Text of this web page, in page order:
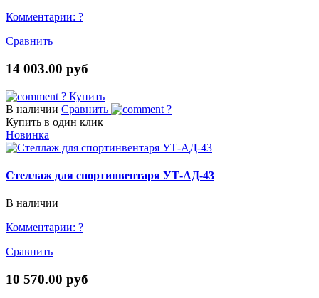
Комментарии: ?
Сравнить
14 003.00 руб
? Купить
В наличии Сравнить
?
Купить в один клик
Новинка
Стеллаж для спортинвентаря УТ-АД-43
В наличии
Комментарии: ?
Сравнить
10 570.00 руб